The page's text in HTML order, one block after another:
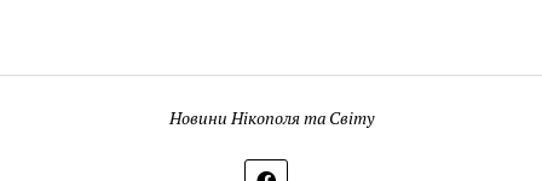
Новини Нікополя та Світу